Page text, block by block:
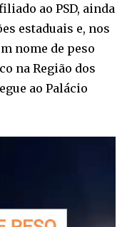
ao PSD, ainda
estaduais e, nos
nome de peso
na Região dos
ao Palácio